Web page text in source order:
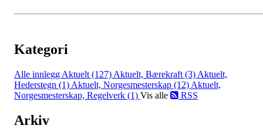
Kategori
Alle innlegg Aktuelt (127) Aktuelt, Bærekraft (3) Aktuelt,
Hederstegn (1) Aktuelt, Norgesmesterskap (12) Aktuelt,
Norgesmesterskap, Regelverk (1) Vis alle RSS
Arkiv